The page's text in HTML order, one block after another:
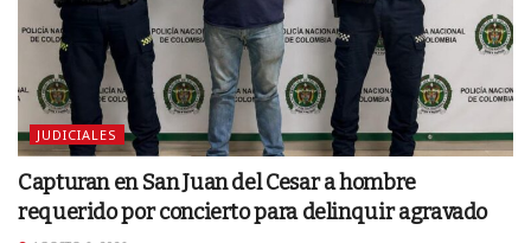
JUDICIALES
Capturan en San Juan del Cesar a hombre
requerido por concierto para delinquir agravado